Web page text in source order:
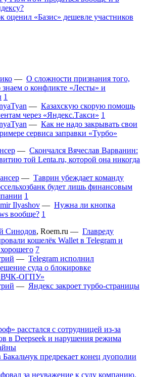
оценил «Базис» дешевле участников
— О сложности признания того,
о конфликте «Лесты» и
1
— Казахскую скорую помощь
через «Яндекс.Такси» 1
— Как не надо закрывать свои
сервиса заправки «Турбо»
— Скончался Вячеслав Варванин:
той Lenta.ru, которой она никогда
— Таврин убеждает команду
будет лишь финансовым
1
Ilyashov — Нужна ли кнопка
вообще? 1
Синодов, Roem.ru — Главреду
кошелёк Wallet в Telegram и
7
— Telegram исполнил
суда о блокировке
«ВЧК-ОГПУ»
— Яндекс закроет турбо-страницы
расстался с сотрудницей из-за
в Deepseek и нарушения режима
предрекает конец дуополии
за неуважение к суду компанию,